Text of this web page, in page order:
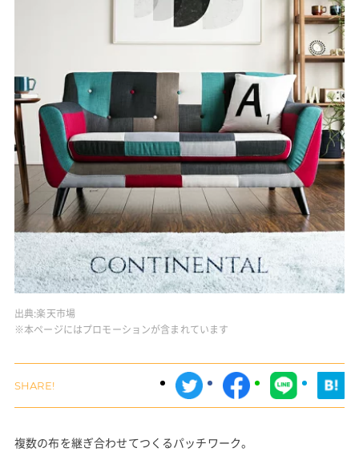
出典:楽天市場
※本ページにはプロモーションが含まれています
複数の布を継ぎ合わせてつくるパッチワーク。